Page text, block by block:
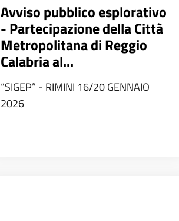
Avviso pubblico esplorativo
- Partecipazione della Città
Metropolitana di Reggio
Calabria al...
“SIGEP” - RIMINI 16/20 GENNAIO
2026